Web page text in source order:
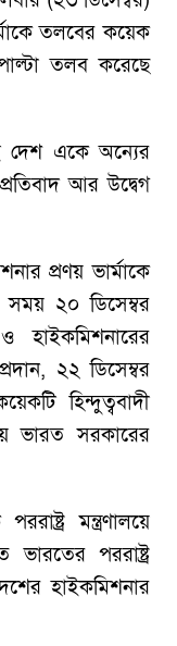
তলবের কয়েক
তলব করেছে
দেশ একে অন্যের
আর উদ্বেগ
প্রণয় ভার্মাকে
সময় ২০ ডিসেম্বর
হাইকমিশনারের
২২ ডিসেম্বর
হিন্দুত্ববাদী
ভারত সরকারের
মন্ত্রণালয়ে
পররাষ্ট্র
হাইকমিশনার